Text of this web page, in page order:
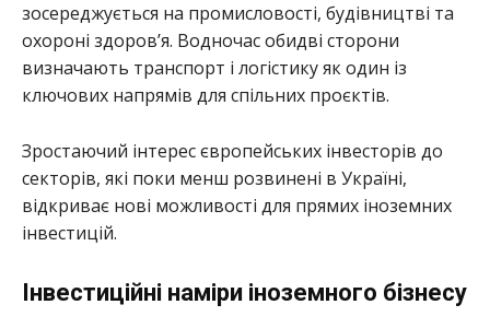
зосереджується на промисловості, будівництві та
охороні здоров’я. Водночас обидві сторони
визначають транспорт і логістику як один із
ключових напрямів для спільних проєктів.
Зростаючий інтерес європейських інвесторів до
секторів, які поки менш розвинені в Україні,
відкриває нові можливості для прямих іноземних
інвестицій.
Інвестиційні наміри іноземного бізнесу